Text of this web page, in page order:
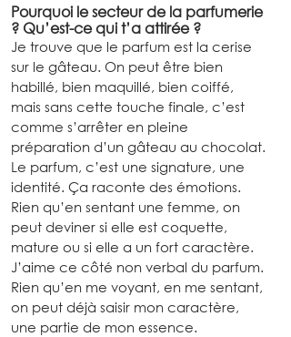
Pourquoi le secteur de la parfumerie
? Qu’est-ce qui t’a attirée ?
Je trouve que le parfum est la cerise
sur le gâteau. On peut être bien
habillé, bien maquillé, bien coiffé,
mais sans cette touche finale, c’est
comme s’arrêter en pleine
préparation d’un gâteau au chocolat.
Le parfum, c’est une signature, une
identité. Ça raconte des émotions.
Rien qu’en sentant une femme, on
peut deviner si elle est coquette,
mature ou si elle a un fort caractère.
J’aime ce côté non verbal du parfum.
Rien qu’en me voyant, en me sentant,
on peut déjà saisir mon caractère,
une partie de mon essence.